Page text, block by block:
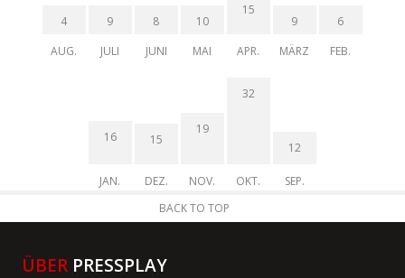
4
AUG.
9
JULI
8
JUNI
10
MAI
15
APR.
9
MÄRZ
6
FEB.
16
JAN.
15
DEZ.
19
NOV.
32
OKT.
12
SEP.
BACK TO TOP
ÜBER PRESSPLAY